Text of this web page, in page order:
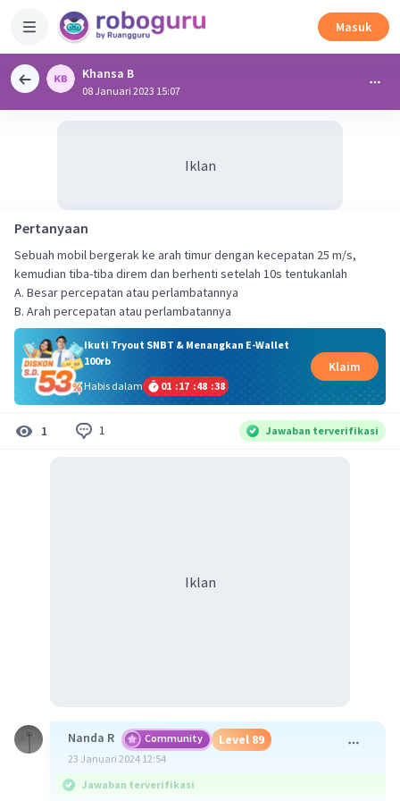
Masuk
Khansa B
08 Januari 2023 15:07
Iklan
Pertanyaan
Sebuah mobil bergerak ke arah timur dengan kecepatan 25 m/s,
kemudian tiba-tiba direm dan berhenti setelah 10s tentukanlah
A. Besar percepatan atau perlambatannya
B. Arah percepatan atau perlambatannya
Ikuti Tryout SNBT & Menangkan E-Wallet
100rb
Habis dalam
01 :17 :48 :38
Klaim
1 1 Jawaban terverifikasi
Iklan
Nanda R Community Level 89
23 Januari 2024 12:54
Jawaban terverifikasi